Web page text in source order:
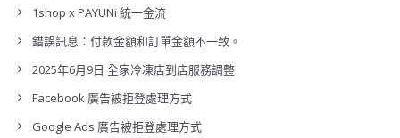
1shop x PAYUNi 統一金流
錯誤訊息：付款金額和訂單金額不一致。
2025年6月9日 全家冷凍店到店服務調整
Facebook 廣告被拒登處理方式
Google Ads 廣告被拒登處理方式